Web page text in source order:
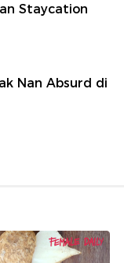
Staycation
Nan Absurd di